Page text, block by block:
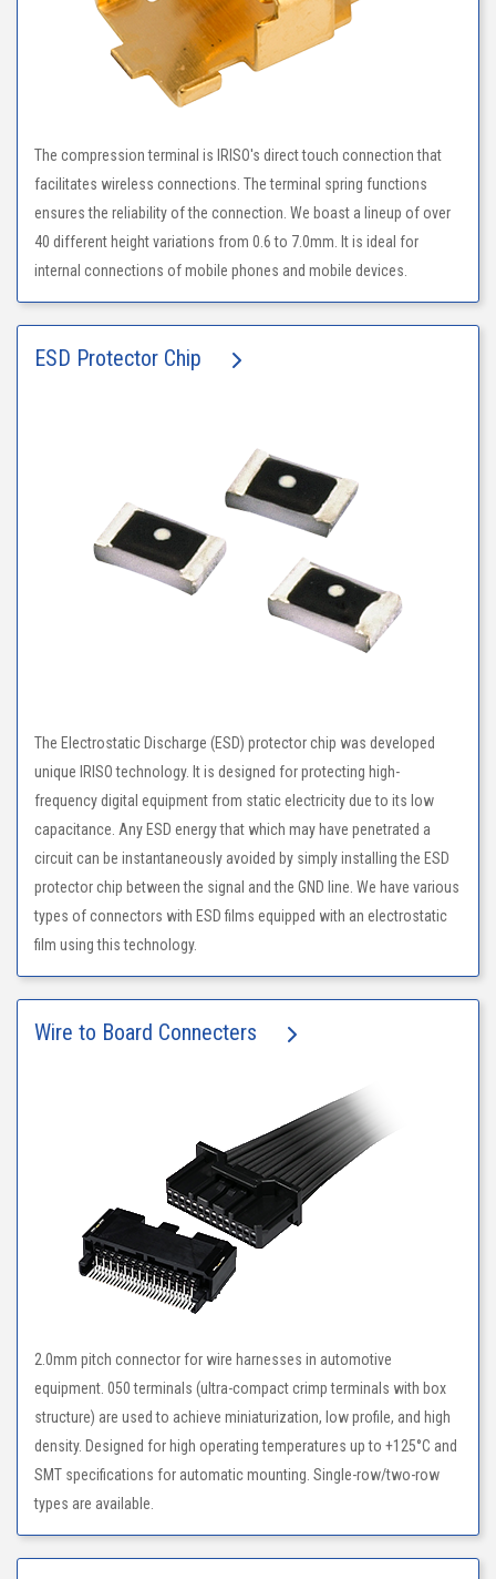
The compression terminal is IRISO's direct touch connection that
facilitates wireless connections. The terminal spring functions
ensures the reliability of the connection. We boast a lineup of over
40 different height variations from 0.6 to 7.0mm. It is ideal for
internal connections of mobile phones and mobile devices.
ESD Protector Chip
The Electrostatic Discharge (ESD) protector chip was developed
unique IRISO technology. It is designed for protecting high-
frequency digital equipment from static electricity due to its low
capacitance. Any ESD energy that which may have penetrated a
circuit can be instantaneously avoided by simply installing the ESD
protector chip between the signal and the GND line. We have various
types of connectors with ESD films equipped with an electrostatic
film using this technology.
Wire to Board Connecters
2.0mm pitch connector for wire harnesses in automotive
equipment. 050 terminals (ultra-compact crimp terminals with box
structure) are used to achieve miniaturization, low profile, and high
density. Designed for high operating temperatures up to +125°C and
SMT specifications for automatic mounting. Single-row/two-row
types are available.